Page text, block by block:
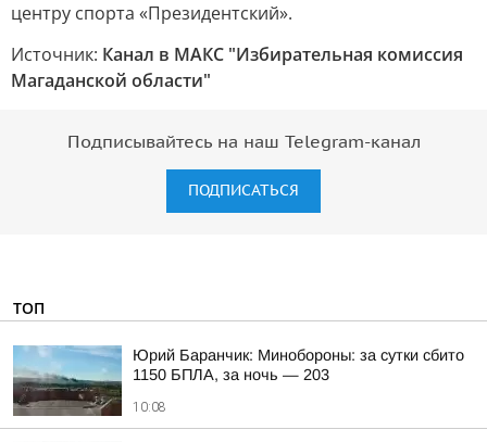
центру спорта «Президентский».
Источник: Канал в МАКС "Избирательная комиссия
Магаданской области"
Подписывайтесь на наш Telegram-канал
ПОДПИСАТЬСЯ
ТОП
Юрий Баранчик: Минобороны: за сутки сбито
1150 БПЛА, за ночь — 203
10:08